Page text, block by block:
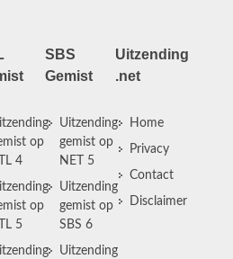
op
4
op
5
SBS
Gemist
Uitzending
gemist op
NET 5
Uitzending
gemist op
SBS 6
Uitzending
Uitzending
.net
Home
Privacy
Contact
Disclaimer